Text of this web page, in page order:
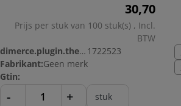
30,70
Prijs per stuk van 100 stuk(s) , Incl.
BTW
dimerce.plugin.theme.productnr: 1722523
Fabrikant:Geen merk
Gtin:
- + stuk